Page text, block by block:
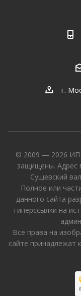
г.
© 2009 — 2026 ИП
защищены. Адрес
Сущевский
Полное или
данного сайта
гиперссылки на
Все права на
сайте принадлежат